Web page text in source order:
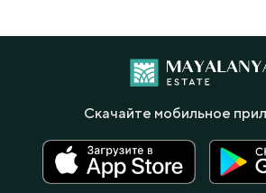
Скачайте мобильное